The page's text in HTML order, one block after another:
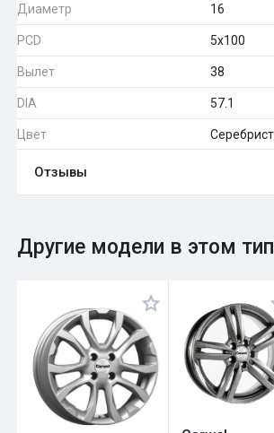
Диаметр 16
PCD 5x100
Вылет 38
DIA 57.1
Цвет
Отзывы
Оставить отзыв
Общий рейтинг 0
Другие модели в этом